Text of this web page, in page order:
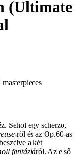
(Ultimate
Sehol egy scherzo,
-ről és az Op.60-as
a két
fantáziáról. Az első